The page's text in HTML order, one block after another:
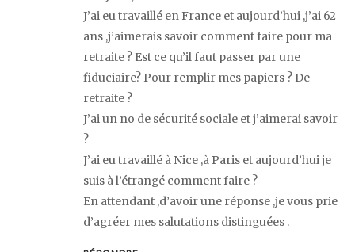
J’ai eu travaillé en France et aujourd’hui ,j’ai 62
ans ,j’aimerais savoir comment faire pour ma
retraite ? Est ce qu’il faut passer par une
fiduciaire? Pour remplir mes papiers ? De
retraite ?
J’ai un no de sécurité sociale et j’aimerai savoir
?
J’ai eu travaillé à Nice ,à Paris et aujourd’hui je
suis à l’étrangé comment faire ?
En attendant ,d’avoir une réponse ,je vous prie
d’agréer mes salutations distinguées .